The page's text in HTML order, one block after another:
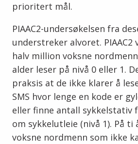
prioritert mål.
PIAAC2-undersøkelsen fra
understreker alvoret. PIAAC2
halv million voksne
alder leser på nivå 0 eller 1.
praksis at de ikke klarer å
SMS hvor lenge en kode er
eller finne antall sykkelstativ
om sykkelutleie (nivå 1). På
voksne nordmenn som ikke